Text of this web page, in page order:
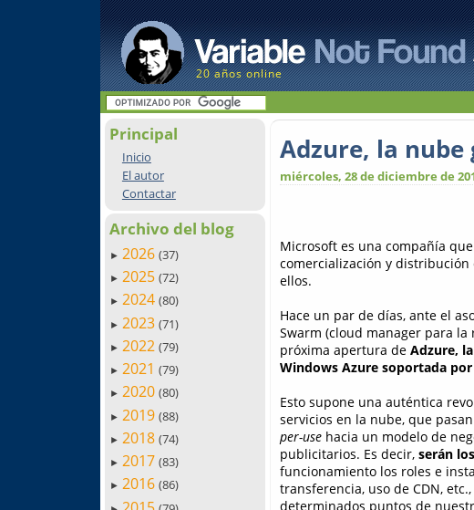
20 años online
Principal
Inicio
El autor
Contactar
Archivo del blog
► 2026 (37)
► 2025 (72)
► 2024 (80)
► 2023 (71)
► 2022 (79)
► 2021 (79)
► 2020 (80)
► 2019 (88)
► 2018 (74)
► 2017 (83)
► 2016 (86)
Adzure, la
miércoles, 28 de diciembre de
Microsoft es una compañía
comercialización y
ellos.
Hace un par de días, ante el
Swarm (cloud manager para la
próxima apertura de Adzure,
Windows Azure soportada
Esto supone una auténtica
servicios en la nube, que
per-usehacia un modelo de
publicitarios. Es decir, serán
funcionamiento los roles e
transferencia, uso de CDN,
determinados puntos de